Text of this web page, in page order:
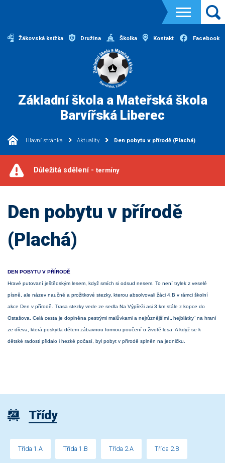
Žákovská knížka Družina Školka Kontakt Facebook
Základní škola a Mateřská škola
Barvířská Liberec
Hlavní stránka Aktuality Den pobytu v přírodě (Plachá)
Důležitá sdělení - termíny
Den pobytu v přírodě
(Plachá)
DEN POBYTU V PŘÍRODĚ
Hravé putovaní ještědským lesem, když smích si odsud nesem. To není trylek z veselé
písně, ale název naučné a prožitkové stezky, kterou absolvovali žáci 4.B v rámci školní
akce Den v přírodě. Trasa stezky vede ze sedla Na Výpřeži asi 3 km stále z kopce do
Ostašova. Celá cesta je doplněna pestrými malůvkami a nejrůznějšími „ hejblátky“ na hraní
ze dřeva, která poskytla dětem zábavnou formou poučení o životě lesa. A když se k
dětské radosti přidalo i hezké počasí, byl pobyt v přírodě splněn na jedničku.
Třídy
Třída 1.A Třída 1.B Třída 2.A Třída 2.B